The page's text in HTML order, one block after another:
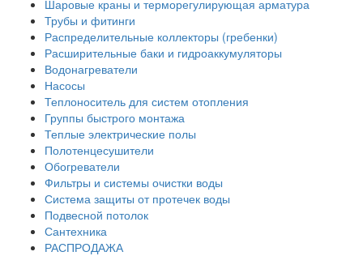
Шаровые краны и терморегулирующая арматура
Трубы и фитинги
Распределительные коллекторы (гребенки)
Расширительные баки и гидроаккумуляторы
Водонагреватели
Насосы
Теплоноситель для систем отопления
Группы быстрого монтажа
Теплые электрические полы
Полотенцесушители
Обогреватели
Фильтры и системы очистки воды
Система защиты от протечек воды
Подвесной потолок
Сантехника
РАСПРОДАЖА